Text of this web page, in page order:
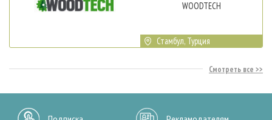
WOODTECH
Стамбул, Турция
Смотреть все